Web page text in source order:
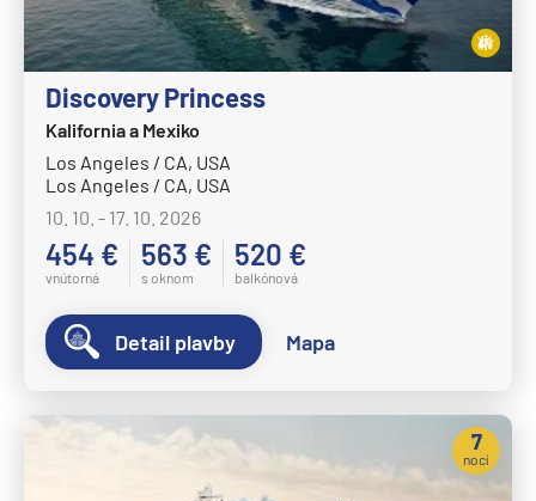
Discovery Princess
Kalifornia a Mexiko
Los Angeles / CA, USA
Los Angeles / CA, USA
10. 10. - 17. 10. 2026
454 €
vnútorná
563 €
s oknom
520 €
balkónová
Detail plavby Mapa
7
nocí